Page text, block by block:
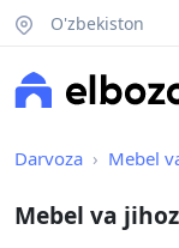
O'zbekiston
Darvoza Mebel
Mebel va